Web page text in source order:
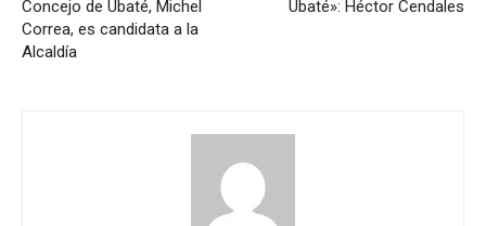
Concejo de Ubaté, Michel
Correa, es candidata a la
Alcaldía
Ubaté»: Héctor Cendales